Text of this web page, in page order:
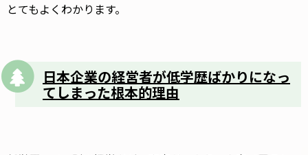
とてもよくわかります。
日本企業の経営者が低学歴ばかりになっ
てしまった根本的理由